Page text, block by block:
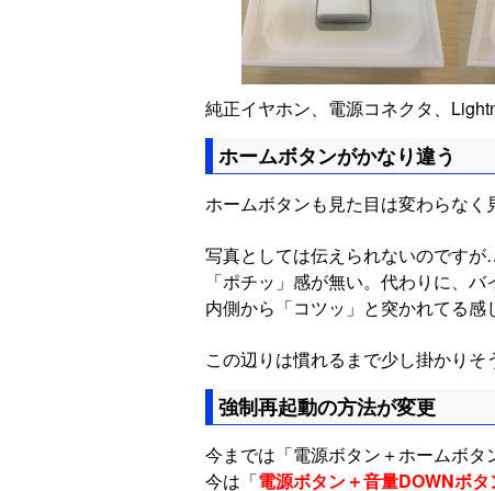
純正イヤホン、電源コネクタ、
ホームボタンがかなり違う
ホームボタンも見た目は変わらなく
写真としては伝えられないのです
「ポチッ」感が無い。代わりに、
内側から「コツッ」と突かれてる感
この辺りは慣れるまで少し掛かりそ
強制再起動の方法が変更
今までは「電源ボタン＋ホームボタ
今は「電源ボタン＋音量DOWNボ